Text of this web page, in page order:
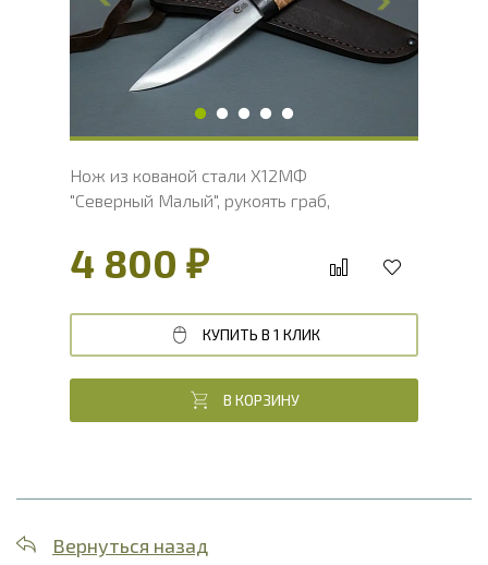
Ширина рукояти, мм
31.1
Длина рукояти, мм
121.3
Толщина рукояти, мм
22
Твердость клинка, HRC
Нож из кованой стали Х12МФ
"Северный Малый", рукоять граб,
4 800 ₽
КУПИТЬ В 1 КЛИК
В КОРЗИНУ
Вернуться назад